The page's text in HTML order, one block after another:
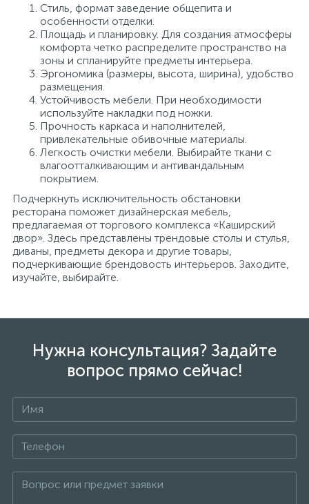
Стиль, формат заведение общепита и
особенности отделки.
Площадь и планировку. Для создания атмосферы
комфорта четко распределите пространство на
зоны и спланируйте предметы интерьера.
Эргономика (размеры, высота, ширина), удобство
размещения.
Устойчивость мебели. При необходимости
используйте накладки под ножки.
Прочность каркаса и наполнителей,
привлекательные обивочные материалы.
Легкость очистки мебели. Выбирайте ткани с
влагоотталкивающим и антивандальным
покрытием.
Подчеркнуть исключительность обстановки
ресторана поможет дизайнерская мебель,
предлагаемая от торгового комплекса «Каширский
двор». Здесь представлены трендовые столы и стулья,
диваны, предметы декора и другие товары,
подчеркивающие брендовость интерьеров. Заходите,
изучайте, выбирайте.
Нужна консультация? Задайте
вопрос прямо сейчас!